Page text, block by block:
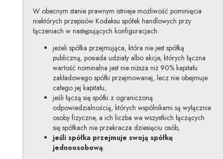
W obecnym stanie prawnym istnieje możliwość pominięcia
niektórych przepisów Kodeksu spółek handlowych przy
łączeniach w następujących konfiguracjach:
jeżeli spółka przejmująca, która nie jest spółką
publiczną, posiada udziały albo akcje, których łączna
wartość nominalna jest nie niższa niż 90% kapitału
zakładowego spółki przejmowanej, lecz nie obejmuje
całego jej kapitału,
jeśli łączą się spółki z ograniczoną
odpowiedzialnością, których wspólnikami są wyłącznie
osoby fizyczne, a ich liczba we wszystkich łączących
się spółkach nie przekracza dziesięciu osób,
jeśli spółka przejmuje swoją spółkę
jednoosobową.